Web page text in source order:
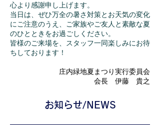
心より感謝申し上げます。
当日は、ぜひ万全の暑さ対策とお天気の変化
にご注意のうえ、ご家族やご友人と素敵な夏
のひとときをお過ごしください。
皆様のご来場を、スタッフ一同楽しみにお待
ちしております！
庄内緑地夏まつり実行委員会
会長 伊藤 貴之
お知らせ/NEWS